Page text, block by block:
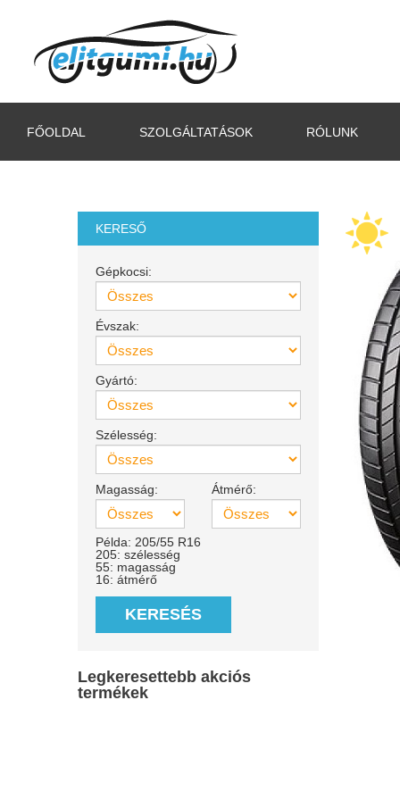
FŐOLDAL SZOLGÁLTATÁSOK RÓLUNK
KERESŐ
Gépkocsi:
Évszak:
Gyártó:
Szélesség:
Magasság: Átmérő:
Példa: 205/55 R16
205: szélesség
55: magasság
16: átmérő
KERESÉS
Legkeresettebb akciós
termékek